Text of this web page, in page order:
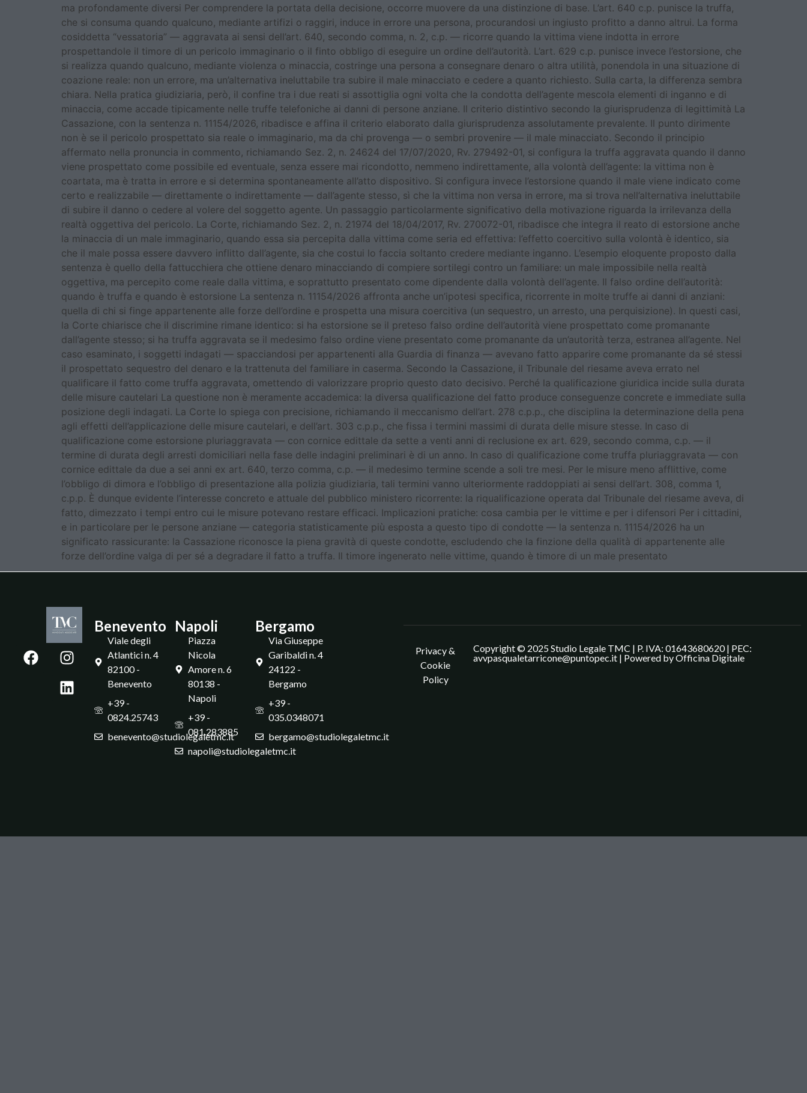
ma profondamente diversi Per comprendere la portata della decisione, occorre muovere da una distinzione di base. L’art. 640 c.p. punisce la truffa,
che si consuma quando qualcuno, mediante artifizi o raggiri, induce in errore una persona, procurandosi un ingiusto profitto a danno altrui. La forma
cosiddetta “vessatoria” — aggravata ai sensi dell’art. 640, secondo comma, n. 2, c.p. — ricorre quando la vittima viene indotta in errore
prospettandole il timore di un pericolo immaginario o il finto obbligo di eseguire un ordine dell’autorità. L’art. 629 c.p. punisce invece l’estorsione, che
si realizza quando qualcuno, mediante violenza o minaccia, costringe una persona a consegnare denaro o altra utilità, ponendola in una situazione di
coazione reale: non un errore, ma un’alternativa ineluttabile tra subire il male minacciato e cedere a quanto richiesto. Sulla carta, la differenza sembra
chiara. Nella pratica giudiziaria, però, il confine tra i due reati si assottiglia ogni volta che la condotta dell’agente mescola elementi di inganno e di
minaccia, come accade tipicamente nelle truffe telefoniche ai danni di persone anziane. Il criterio distintivo secondo la giurisprudenza di legittimità La
Cassazione, con la sentenza n. 11154/2026, ribadisce e affina il criterio elaborato dalla giurisprudenza assolutamente prevalente. Il punto dirimente
non è se il pericolo prospettato sia reale o immaginario, ma da chi provenga — o sembri provenire — il male minacciato. Secondo il principio
affermato nella pronuncia in commento, richiamando Sez. 2, n. 24624 del 17/07/2020, Rv. 279492-01, si configura la truffa aggravata quando il danno
viene prospettato come possibile ed eventuale, senza essere mai ricondotto, nemmeno indirettamente, alla volontà dell’agente: la vittima non è
coartata, ma è tratta in errore e si determina spontaneamente all’atto dispositivo. Si configura invece l’estorsione quando il male viene indicato come
certo e realizzabile — direttamente o indirettamente — dall’agente stesso, sì che la vittima non versa in errore, ma si trova nell’alternativa ineluttabile
di subire il danno o cedere al volere del soggetto agente. Un passaggio particolarmente significativo della motivazione riguarda la irrilevanza della
realtà oggettiva del pericolo. La Corte, richiamando Sez. 2, n. 21974 del 18/04/2017, Rv. 270072-01, ribadisce che integra il reato di estorsione anche
la minaccia di un male immaginario, quando essa sia percepita dalla vittima come seria ed effettiva: l’effetto coercitivo sulla volontà è identico, sia
che il male possa essere davvero inflitto dall’agente, sia che costui lo faccia soltanto credere mediante inganno. L’esempio eloquente proposto dalla
sentenza è quello della fattucchiera che ottiene denaro minacciando di compiere sortilegi contro un familiare: un male impossibile nella realtà
oggettiva, ma percepito come reale dalla vittima, e soprattutto presentato come dipendente dalla volontà dell’agente. Il falso ordine dell’autorità:
quando è truffa e quando è estorsione La sentenza n. 11154/2026 affronta anche un’ipotesi specifica, ricorrente in molte truffe ai danni di anziani:
quella di chi si finge appartenente alle forze dell’ordine e prospetta una misura coercitiva (un sequestro, un arresto, una perquisizione). In questi casi,
la Corte chiarisce che il discrimine rimane identico: si ha estorsione se il preteso falso ordine dell’autorità viene prospettato come promanante
dall’agente stesso; si ha truffa aggravata se il medesimo falso ordine viene presentato come promanante da un’autorità terza, estranea all’agente. Nel
caso esaminato, i soggetti indagati — spacciandosi per appartenenti alla Guardia di finanza — avevano fatto apparire come promanante da sé stessi
il prospettato sequestro del denaro e la trattenuta del familiare in caserma. Secondo la Cassazione, il Tribunale del riesame aveva errato nel
qualificare il fatto come truffa aggravata, omettendo di valorizzare proprio questo dato decisivo. Perché la qualificazione giuridica incide sulla durata
delle misure cautelari La questione non è meramente accademica: la diversa qualificazione del fatto produce conseguenze concrete e immediate sulla
posizione degli indagati. La Corte lo spiega con precisione, richiamando il meccanismo dell’art. 278 c.p.p., che disciplina la determinazione della pena
agli effetti dell’applicazione delle misure cautelari, e dell’art. 303 c.p.p., che fissa i termini massimi di durata delle misure stesse. In caso di
qualificazione come estorsione pluriaggravata — con cornice edittale da sette a venti anni di reclusione ex art. 629, secondo comma, c.p. — il
termine di durata degli arresti domiciliari nella fase delle indagini preliminari è di un anno. In caso di qualificazione come truffa pluriaggravata — con
cornice edittale da due a sei anni ex art. 640, terzo comma, c.p. — il medesimo termine scende a soli tre mesi. Per le misure meno afflittive, come
l’obbligo di dimora e l’obbligo di presentazione alla polizia giudiziaria, tali termini vanno ulteriormente raddoppiati ai sensi dell’art. 308, comma 1,
c.p.p. È dunque evidente l’interesse concreto e attuale del pubblico ministero ricorrente: la riqualificazione operata dal Tribunale del riesame aveva, di
fatto, dimezzato i tempi entro cui le misure potevano restare efficaci. Implicazioni pratiche: cosa cambia per le vittime e per i difensori Per i cittadini,
e in particolare per le persone anziane — categoria statisticamente più esposta a questo tipo di condotte — la sentenza n. 11154/2026 ha un
significato rassicurante: la Cassazione riconosce la piena gravità di queste condotte, escludendo che la finzione della qualità di appartenente alle
forze dell’ordine valga di per sé a degradare il fatto a truffa. Il timore ingenerato nelle vittime, quando è timore di un male presentato
Benevento
Viale degli
Atlantici n. 4
82100 -
Benevento
+39 -
0824.25743
benevento@studiolegaletmc.it
Napoli
Piazza
Nicola
Amore n. 6
80138 -
Napoli
+39 -
081.283885
napoli@studiolegaletmc.it
Bergamo
Via Giuseppe
Garibaldi n. 4
24122 -
Bergamo
+39 -
035.0348071
bergamo@studiolegaletmc.it
Privacy &
Cookie
Policy
Copyright © 2025 Studio Legale TMC | P. IVA: 01643680620 | PEC:
avvpasqualetarricone@puntopec.it | Powered byOfficina Digitale